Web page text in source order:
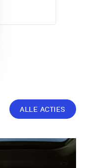
ALLE ACTIES